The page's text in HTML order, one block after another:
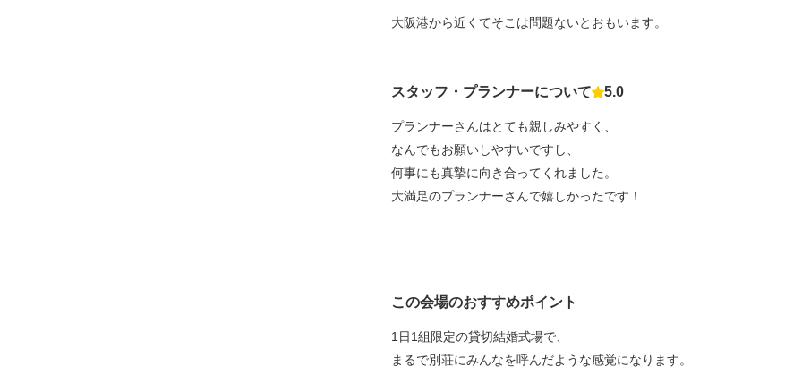
大阪港から近くてそこは問題ないとおもいます。
スタッフ・プランナーについて 点数
5.0
プランナーさんはとても親しみやすく、
なんでもお願いしやすいですし、
何事にも真摯に向き合ってくれました。
大満足のプランナーさんで嬉しかったです！
この会場のおすすめポイント
1日1組限定の貸切結婚式場で、
まるで別荘にみんなを呼んだような感覚になります。